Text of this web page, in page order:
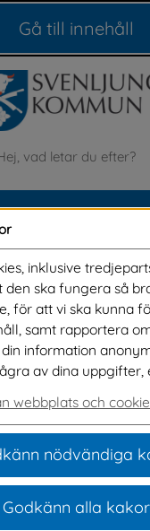
Gå till innehåll
Meny
du läsa alla våra
du inte missar något
din e-post, kan du
inklusive
den ska fungera så
för att vi ska kunna
samt rapportera
information
av dina uppgifter,
webbplats och
nödvändiga
Godkänn alla kakor